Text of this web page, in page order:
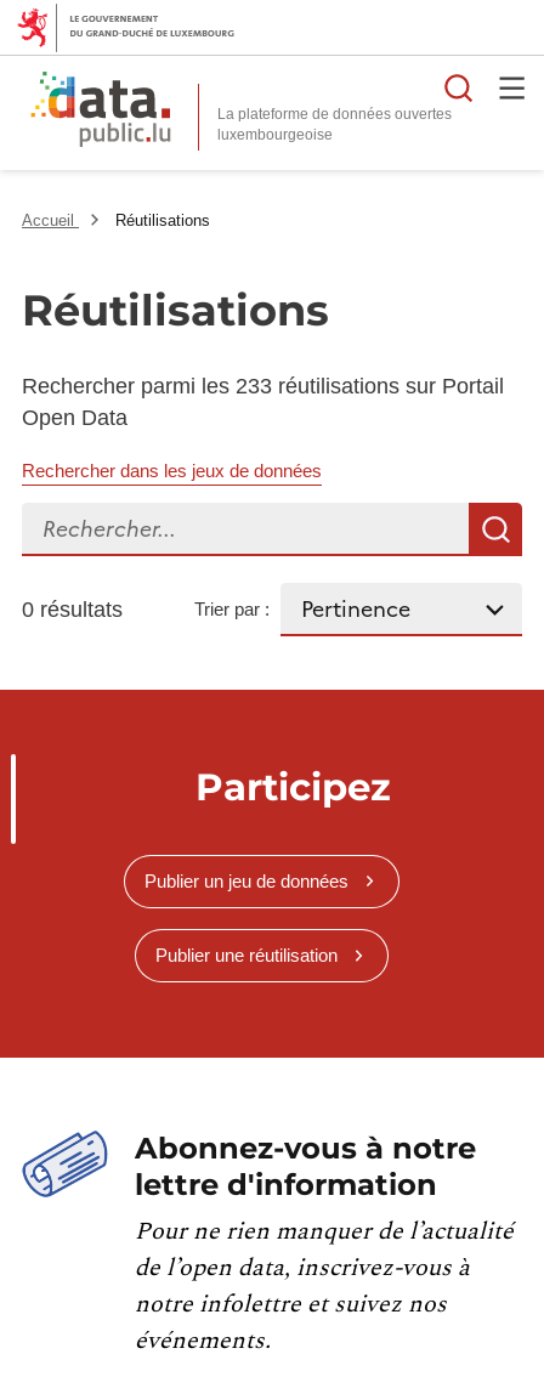
La plateforme de données ouvertes
Accueil Réutilisations
Réutilisations
Rechercher parmi les 233 réutilisations sur Portail
Open Data
Rechercher dans les jeux de données
Rechercher...
0 résultats Trier par :
Participez
Publier un jeu de données
Publier une réutilisation
Abonnez-vous à notre
lettre d'information
Pour ne rien manquer de l’actualité
de l’open data, inscrivez-vous à
notre infolettre et suivez nos
événements.